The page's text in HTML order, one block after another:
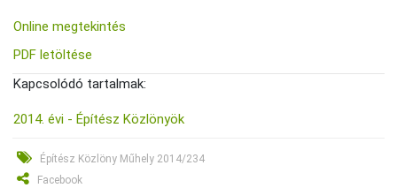
Online megtekintés
PDF letöltése
Kapcsolódó tartalmak:
2014. évi - Építész Közlönyök
Építész Közlöny Műhely 2014/234
Facebook